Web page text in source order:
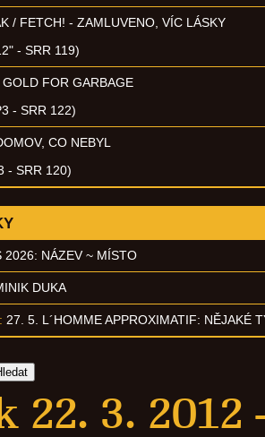
/ FETCH! - ZAMLUVENO, VÍC LÁSKY
- SRR 119)
FOR GARBAGE
- SRR 122)
CO NEBYL
- SRR 120)
2026: NÁZEV ~ MÍSTO
DUKA
27. 5. L´HOMME APPROXIMATIF: NĚJAKÉ
22. 3. 2012